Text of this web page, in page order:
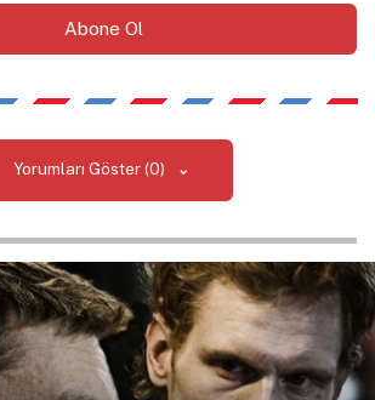
Yorumları Göster (0)